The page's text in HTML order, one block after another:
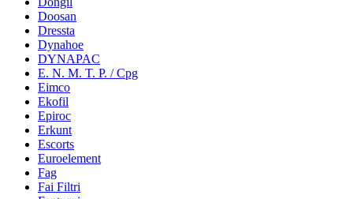
Doosan
Dressta
Dynahoe
DYNAPAC
E. N. M. T. P. / Cpg
Eimco
Ekofil
Epiroc
Erkunt
Escorts
Euroelement
Fag
Fai Filtri